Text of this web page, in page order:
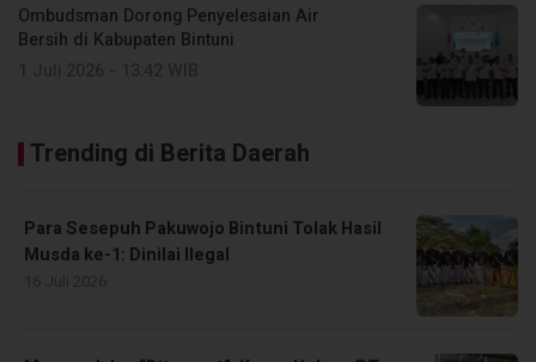
Ombudsman Dorong Penyelesaian Air
Bersih di Kabupaten Bintuni
Trending di Berita Daerah
Para Sesepuh Pakuwojo Bintuni Tolak Hasil
Musda ke-1: Dinilai Ilegal